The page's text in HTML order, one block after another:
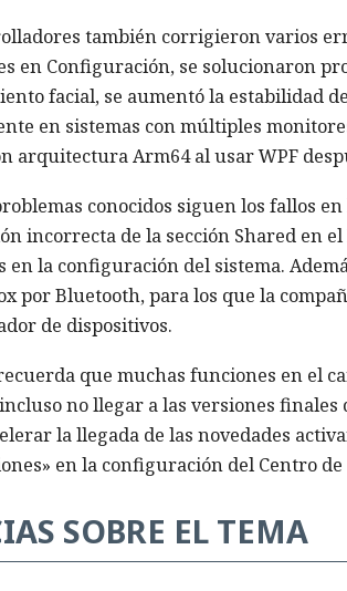
también corrigieron varios
en Configuración, se solucionaron
facial, se aumentó la estabilidad
en sistemas con múltiples
arquitectura Arm64 al usar WPF
conocidos siguen los fallos
incorrecta de la sección Shared en
en la configuración del sistema.
por Bluetooth, para los que la
de dispositivos.
que muchas funciones en el
no llegar a las versiones
la llegada de las novedades
en la configuración del Centro
SOBRE EL TEMA